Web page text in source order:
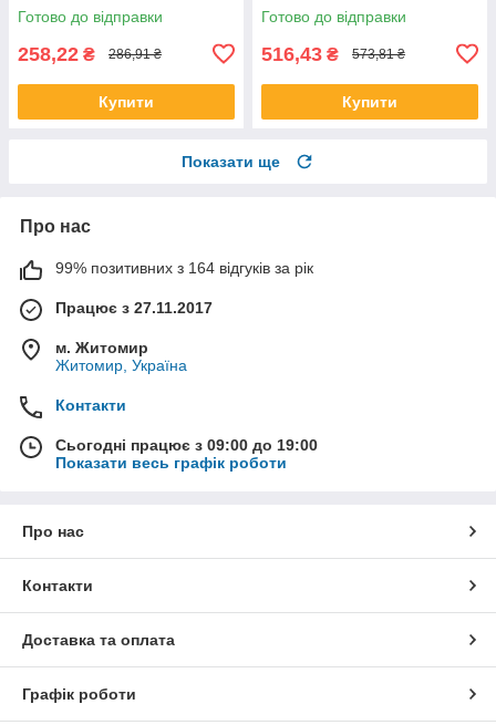
Готово до відправки
258,22 ₴ 286,91 ₴
Купити
Готово до відправки
516,43 ₴ 573,81 ₴
Купити
Показати ще
Про нас
99% позитивних з 164 відгуків за рік
Працює з 27.11.2017
м. Житомир
Житомир, Україна
Контакти
Сьогодні працює з 09:00 до 19:00
Показати весь графік роботи
Про нас
Контакти
Доставка та оплата
Графік роботи